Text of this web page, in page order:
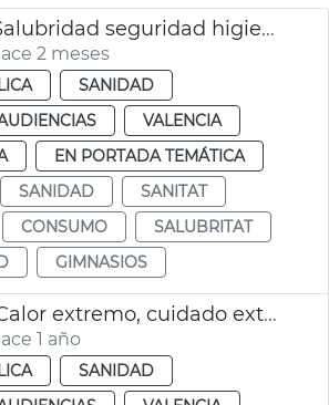
III Jornada Salubridad seguridad higiene gimnasios
2 meses
SANIDAD
VALENCIA
EN PORTADA TEMÁTICA
SANIDAD
SANITAT
CONSUMO
SALUBRITAT
GIMNASIOS
Campaña “Calor extremo, cuidado extremo” València
1 año
SANIDAD